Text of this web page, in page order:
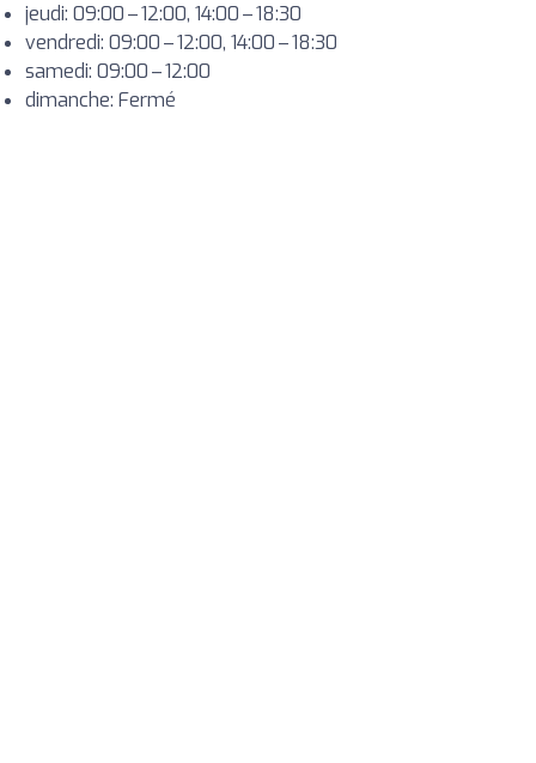
jeudi: 09:00 – 12:00, 14:00 – 18:30
vendredi: 09:00 – 12:00, 14:00 – 18:30
samedi: 09:00 – 12:00
dimanche: Fermé